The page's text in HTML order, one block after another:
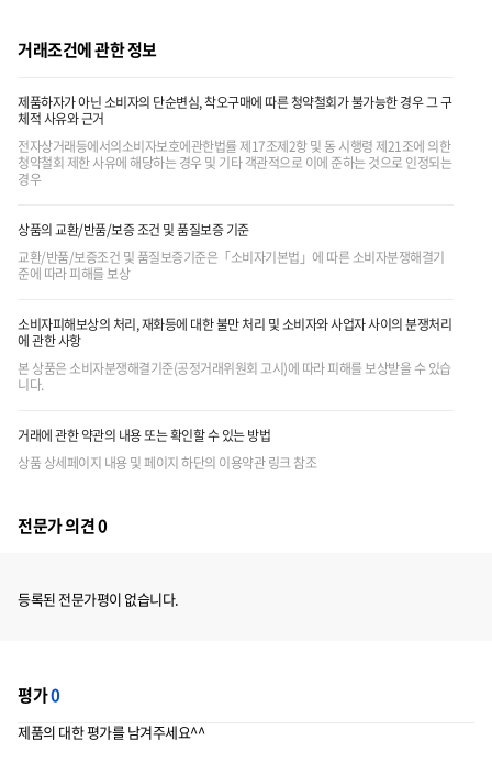
거래조건에 관한 정보
제품하자가 아닌 소비자의 단순변심, 착오구매에 따른 청약철회가 불가능한 경우 그 구
체적 사유와 근거
전자상거래등에서의소비자보호에관한법률 제17조제2항 및 동 시행령 제21조에 의한
청약철회 제한 사유에 해당하는 경우 및 기타 객관적으로 이에 준하는 것으로 인정되는
경우
상품의 교환/반품/보증 조건 및 품질보증 기준
교환/반품/보증조건 및 품질보증기준은「소비자기본법」에 따른 소비자분쟁해결기
준에 따라 피해를 보상
소비자피해보상의 처리, 재화등에 대한 불만 처리 및 소비자와 사업자 사이의 분쟁처리
에 관한 사항
본 상품은 소비자분쟁해결기준(공정거래위원회 고시)에 따라 피해를 보상받을 수 있습
니다.
거래에 관한 약관의 내용 또는 확인할 수 있는 방법
상품 상세페이지 내용 및 페이지 하단의 이용약관 링크 참조
전문가 의견 0
등록된 전문가평이 없습니다.
평가0
제품의 대한 평가를 남겨주세요^^